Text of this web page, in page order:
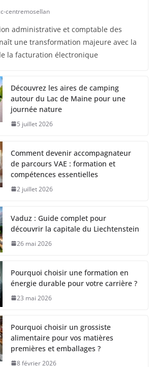
centremosellan
administrative et comptable des
une transformation majeure avec la
la facturation électronique
Découvrez les aires de camping
autour du Lac de Maine pour une
journée nature
5 juillet 2026
Comment devenir accompagnateur
de parcours VAE : formation et
compétences essentielles
2 juillet 2026
Vaduz : Guide complet pour
découvrir la capitale du Liechtenstein
26 mai 2026
Pourquoi choisir une formation en
énergie durable pour votre carrière ?
23 mai 2026
Pourquoi choisir un grossiste
alimentaire pour vos matières
premières et emballages ?
8 février 2026